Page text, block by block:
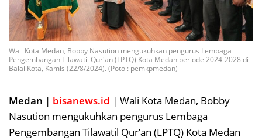
Wali Kota Medan, Bobby Nasution mengukuhkan pengurus Lembaga
Pengembangan Tilawatil Qur'an (LPTQ) Kota Medan periode 2024-2028 di
Balai Kota, Kamis (22/8/2024). (Poto : pemkpmedan)
Medan | bisanews.id | Wali Kota Medan, Bobby
Nasution mengukuhkan pengurus Lembaga
Pengembangan Tilawatil Qur’an (LPTQ) Kota Medan